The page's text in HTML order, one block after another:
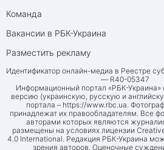
Команда
Вакансии в РБК-Украина
Разместить рекламу
Идентификатор онлайн-медиа в Реестре
— R40-05347
Информационный портал «РБК-Украина»
версию (украинскую, русскую и
портала – https://www.rbc.ua.
принадлежат их правообладателям. Все
авторами которых являются
размещены на условиях лицензии
4.0 International. Редакция РБК-Украина
зрения авторов. Оценочные